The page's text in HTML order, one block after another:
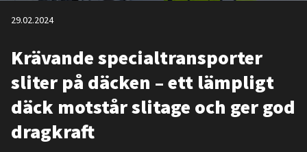
29.02.2024
Krävande specialtransporter
sliter på däcken – ett lämpligt
däck motstår slitage och ger god
dragkraft